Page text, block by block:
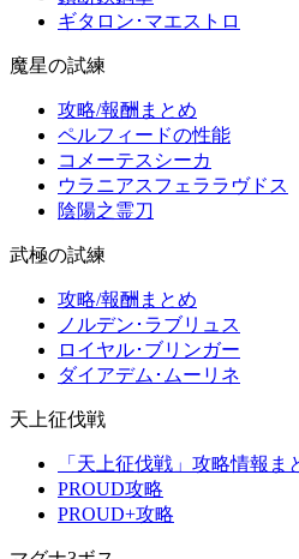
ギタロン･マエストロ
魔星の試練
攻略/報酬まとめ
ペルフィードの性能
コメーテスシーカ
ウラニアスフェララヴドス
陰陽之霊刀
武極の試練
攻略/報酬まとめ
ノルデン･ラブリュス
ロイヤル･ブリンガー
ダイアデム･ムーリネ
天上征伐戦
「天上征伐戦」攻略情報ま
PROUD攻略
PROUD+攻略